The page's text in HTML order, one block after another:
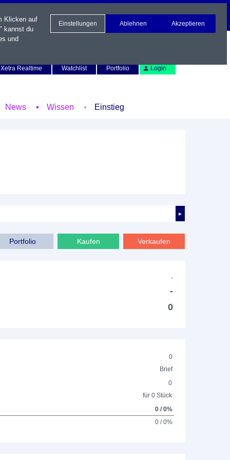
Xetra Realtime
Watchlist Portfolio Login
News Wissen Einstieg
►
Portfolio Kaufen Verkaufen
-
-
0
0
Brief
0
für 0 Stück
0 / 0%
0 / 0%
Klicken auf
kannst du
und
Einstellungen Ablehnen Akzeptieren